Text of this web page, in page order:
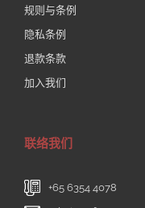
规则与条例
隐私条例
退款条款
加入我们
联络我们
+65 6354 4078